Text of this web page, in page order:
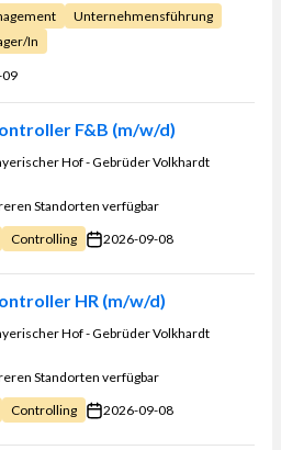
Unternehmensführung
in
F&B (m/w/d)
Hof - Gebrüder Volkhardt
Standorten verfügbar
Controlling 2026-09-08
HR (m/w/d)
Hof - Gebrüder Volkhardt
Standorten verfügbar
Controlling 2026-09-08